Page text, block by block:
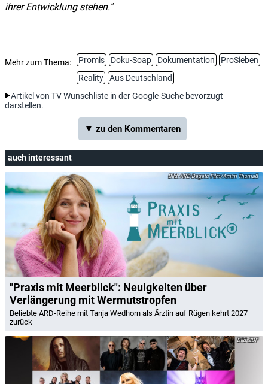
ihrer Entwicklung stehen.
Mehr zum Thema: Promis Doku-Soap Dokumentation
ProSieben
Reality
Aus Deutschland
Artikel von TV Wunschliste in der Google-Suche bevorzugt
darstellen.
▼ zu den Kommentaren
auch interessant
ARD Degeto Film/Arnim Thomaß
"Praxis mit Meerblick": Neuigkeiten über
Verlängerung mit Wermutstropfen
Beliebte ARD-Reihe mit Tanja Wedhorn als Ärztin auf Rügen kehrt 2027
zurück
ZDF